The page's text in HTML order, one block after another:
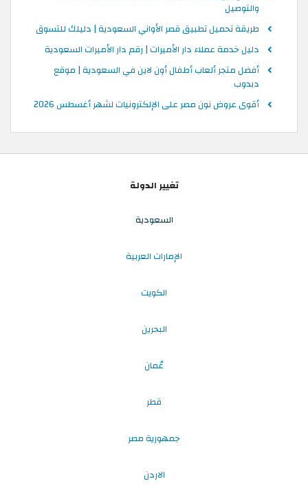
والتوصيل
طريقة تحميل تطبيق قصر الأواني السعودية | دليلك للتسوق
دليل خدمة عملاء دار الأميرات | رقم دار الأميرات السعودية
أفضل متجر ألعاب أطفال أون لاين في السعودية | موقع
دبدوب
أقوى عروض نون مصر على الإلكترونيات لشهر أغسطس 2026
تغيير الدولة
السعودية
الإمارات العربية
الكويت
البحرين
عُمان
قطر
جمهورية مصر
الاردن